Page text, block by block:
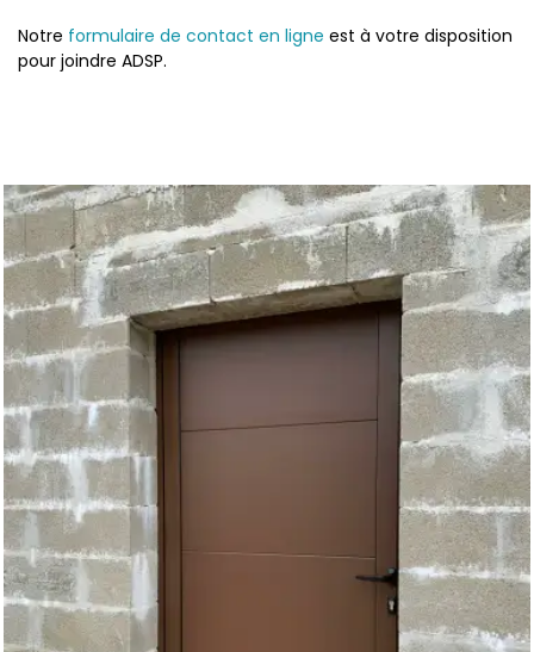
Notre formulaire de contact en ligne est à votre disposition
pour joindre ADSP.